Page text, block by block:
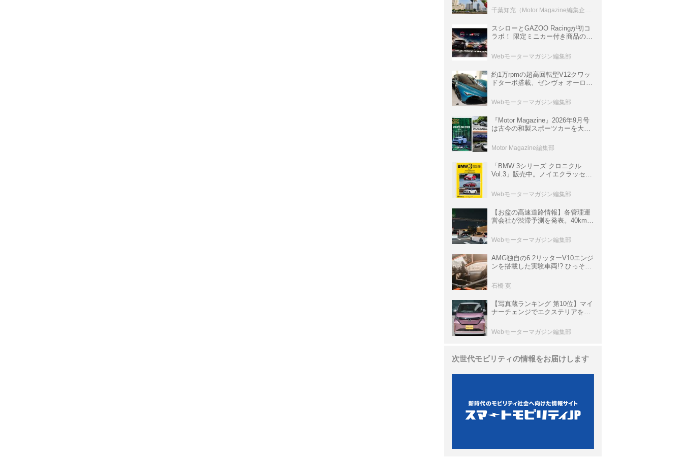
室などのコンテンツも
千葉知充（Motor Magazine編集企画室）
スシローとGAZOO Racingが初コ
ラボ！ 限定ミニカー付き商品の
ト体験があたる抽選企画などを展
開
Webモーターマガジン編集部
約1万rpmの超高回転型V12クワッ
ドターボ搭載、ゼンヴォ オーロラ
イパーカー【スーパーカークロニ
クル・完全版／116】
Webモーターマガジン編集部
『Motor Magazine』2026年9月号
は古今の和製スポーツカーを大特
情報も満載
Motor Magazine編集部
「BMW 3シリーズ クロニクル
Vol.3」販売中。ノイエクラッセか
ムック
Webモーターマガジン編集部
【お盆の高速道路情報】各管理運
営会社が渋滞予測を発表。40km以
数ある
Webモーターマガジン編集部
AMG独自の6.2リッターV10エンジ
ンを搭載した実験車両!? ひっそり
P900 プロトタイプ」とは
石橋 寛
【写真蔵ランキング 第10位】マイ
ナーチェンジでエクステリアを刷
クラ」
Webモーターマガジン編集部
次世代モビリティの情報をお届けします